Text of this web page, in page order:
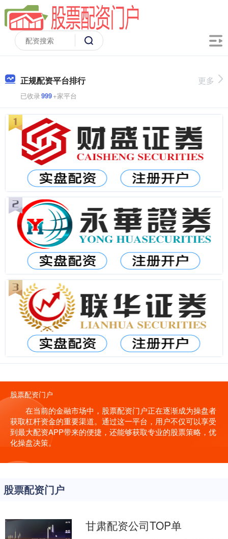
正规配资平台排行
已收录999+家平台
更多
股票配资门户
在当前的金融市场中，股票配资门户正在逐渐成为操盘者
获取杠杆资金的重要渠道。通过这一平台，用户不仅可以享受
到最大配资APP带来的便捷，还能够获取专业的股票策略，优
化操盘决策。
股票配资门户
甘肃配资公司TOP单